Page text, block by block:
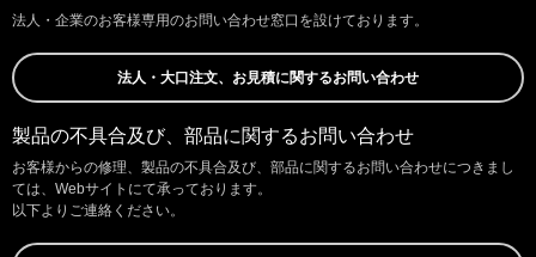
法人・企業のお客様専用のお問い合わせ窓口を設けております。
法人・大口注文、お見積に関するお問い合わせ
製品の不具合及び、部品に関するお問い合わせ
お客様からの修理、製品の不具合及び、部品に関するお問い合わせにつきまし
ては、Webサイトにて承っております。
以下よりご連絡ください。